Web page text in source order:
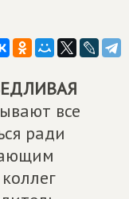
все
ради